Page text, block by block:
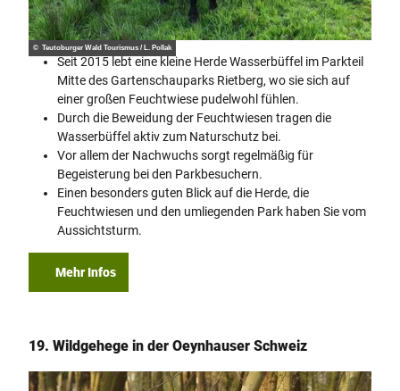
© Teutoburger Wald Tourismus / L. Pollak
Seit 2015 lebt eine kleine Herde Wasserbüffel im Parkteil
Mitte des Gartenschauparks Rietberg, wo sie sich auf
einer großen Feuchtwiese pudelwohl fühlen.
Durch die Beweidung der Feuchtwiesen tragen die
Wasserbüffel aktiv zum Naturschutz bei.
Vor allem der Nachwuchs sorgt regelmäßig für
Begeisterung bei den Parkbesuchern.
Einen besonders guten Blick auf die Herde, die
Feuchtwiesen und den umliegenden Park haben Sie vom
Aussichtsturm.
Mehr Infos
19. Wildgehege in der Oeynhauser Schweiz